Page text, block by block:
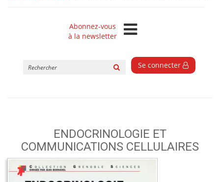
Abonnez-vous
à la newsletter
Se connecter
ENDOCRINOLOGIE ET
COMMUNICATIONS CELLULAIRES